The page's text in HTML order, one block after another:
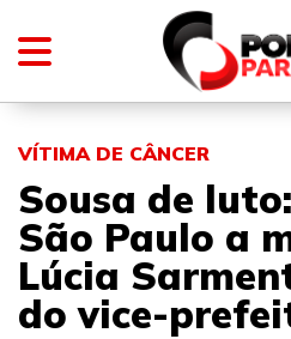
VÍTIMA DE CÂNCER
Sousa de
São Paulo a
Lúcia
do vice-